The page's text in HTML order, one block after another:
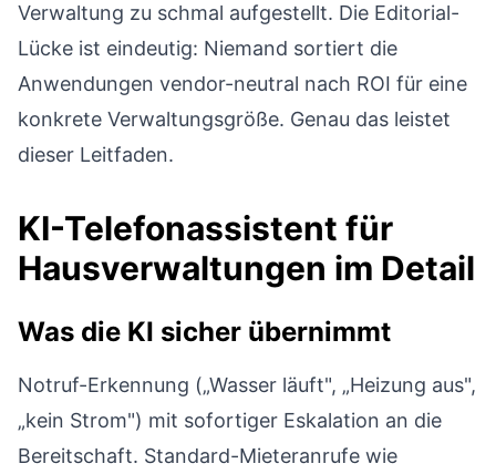
Verwaltung zu schmal aufgestellt. Die Editorial-
Lücke ist eindeutig: Niemand sortiert die
Anwendungen vendor-neutral nach ROI für eine
konkrete Verwaltungsgröße. Genau das leistet
dieser Leitfaden.
KI-Telefonassistent für
Hausverwaltungen im Detail
Was die KI sicher übernimmt
Notruf-Erkennung („Wasser läuft", „Heizung aus",
„kein Strom") mit sofortiger Eskalation an die
Bereitschaft. Standard-Mieteranrufe wie